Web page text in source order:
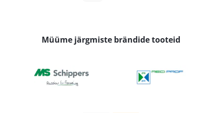
Müüme järgmiste brändide tooteid